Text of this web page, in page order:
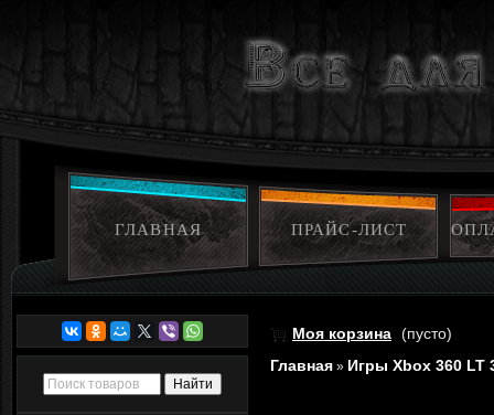
ГЛАВНАЯ ПРАЙС-ЛИСТ
Моя корзина (пусто)
Главная » Игры Xbox 360 LT